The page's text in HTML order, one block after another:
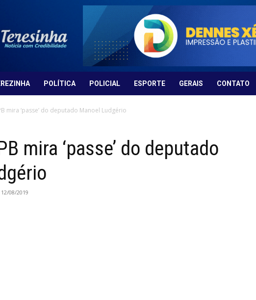
POLÍTICA POLICIAL ESPORTE GERAIS CONTATO
mira ‘passe’ do deputado Manoel Ludgério
mira ‘passe’ do deputado
12/08/2019